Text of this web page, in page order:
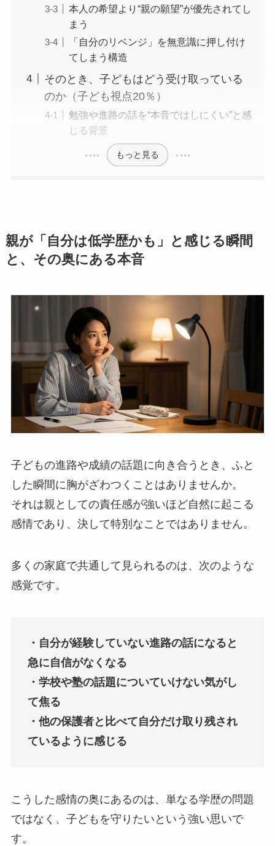
本人の希望より“親の願望”が優先されてし
まう
「自分のリベンジ」を無意識に押し付け
てしまう構造
そのとき、子どもはどう受け取っている
のか（子ども視点20％）
勉強や進路の話を“本音ではしにくい”と感
じる背景
もっと見る
親が「自分は低学歴かも」と感じる瞬間
と、その奥にある本音
子どもの進路や成績の話題に向き合うとき、ふと
した瞬間に胸がざわつくことはありませんか。
それは親としての責任感が強いほど自然に起こる
感情であり、決して特別なことではありません。
多くの家庭で共通して見られるのは、次のような
感覚です。
・自分が経験していない進路の話になると
急に自信がなくなる
・学校や塾の話題についていけない気がし
て焦る
・他の保護者と比べて自分だけ取り残され
ているように感じる
こうした感情の奥にあるのは、単なる学歴の問題
ではなく、子どもを守りたいという強い思いで
す。